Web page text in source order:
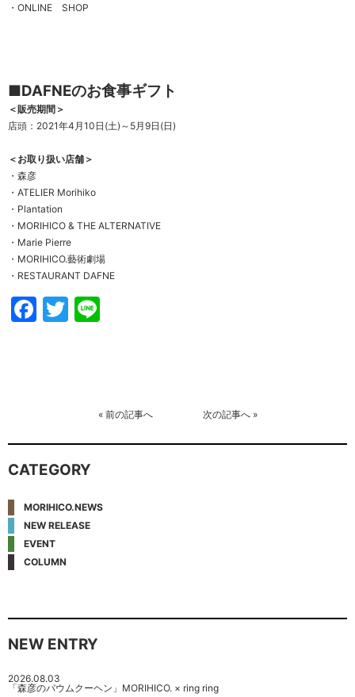
・ONLINE SHOP
■DAFNEのお食事ギフト
＜販売期間＞
店頭：2021年4月10日(土)～5月9日(日)
＜お取り扱い店舗＞
・森彦
・ATELIER Morihiko
・Plantation
・MORIHICO & THE ALTERNATIVE
・Marie Pierre
・MORIHICO.藝術劇場
・RESTAURANT DAFNE
Facebook
Twitter
« 前の記事へ 次の記事へ»
CATEGORY
MORIHICO.NEWS
NEW RELEASE
EVENT
COLUMN
NEW ENTRY
2026.08.03
「森彦のバウムクーヘン」MORIHICO. × ring ring